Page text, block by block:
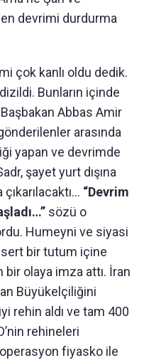
devrimi durdurma
çok kanlı oldu dedik.
Bunların içinde
Abbas Amir
arasında
yapan ve devrimde
şayet yurt dışına
“Devrim
sözü o
Humeyni ve siyasi
sert bir tutum içine
olaya imza attı. İran
Büyükelçiliğini
rehin aldı ve tam 400
rehineleri
fiyasko ile